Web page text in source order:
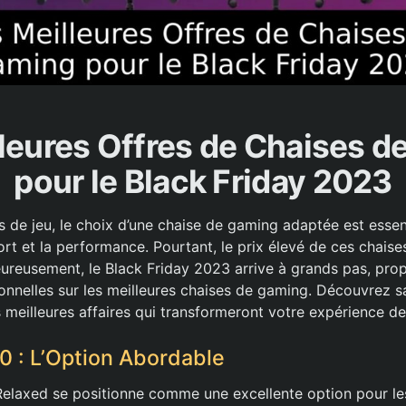
Offres de Chaises
pour le Black Friday 2023
de jeu, le choix d’une chaise de gaming adaptée est
et la performance. Pourtant, le prix élevé de ces
le Black Friday 2023 arrive à grands pas,
sur les meilleures chaises de gaming. Découvrez
affaires qui transformeront votre expérience
: L’Option Abordable
se positionne comme une excellente option pour